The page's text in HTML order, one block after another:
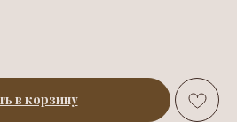
в корзину